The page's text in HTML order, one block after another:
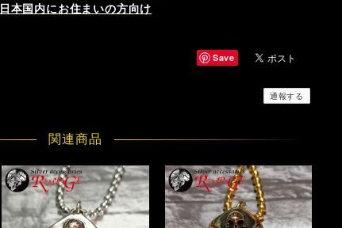
日本国内にお住まいの方向け
Save
通報する
関連商品